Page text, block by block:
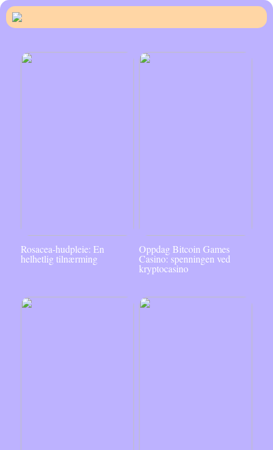
Rosacea-hudpleie: En
helhetlig tilnærming
Oppdag Bitcoin Games
Casino: spenningen ved
kryptocasino